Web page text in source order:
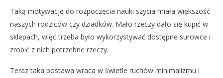
Taką motywację do rozpoczęcia nauki szycia miała większość
naszych rodziców czy dziadków. Mało rzeczy dało się kupić w
sklepach, więc trzeba było wykorzystywać dostępne surowce i
zrobić z nich potrzebne rzeczy.
Teraz taka postawa wraca w świetle ruchów minimalizmu i